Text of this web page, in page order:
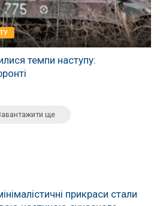
темпи наступу:
ще
прикраси стали